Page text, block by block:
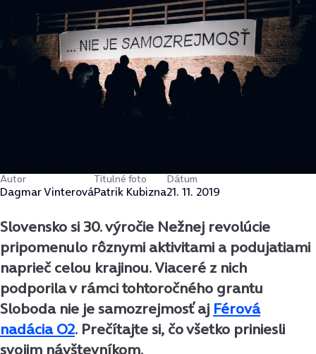
Autor
Dagmar Vinterová
Titulné foto
Patrik Kubizna
Dátum
21. 11. 2019
Slovensko si 30. výročie Nežnej revolúcie
pripomenulo rôznymi aktivitami a podujatiami
naprieč celou krajinou. Viaceré z nich
podporila v rámci tohtoročného grantu
Sloboda nie je samozrejmosť aj Férová
nadácia O2. Prečítajte si, čo všetko priniesli
svojim návštevníkom.